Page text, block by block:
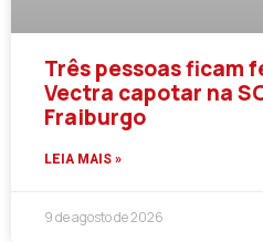
Três pessoas ficam
Vectra capotar na
Fraiburgo
LEIA MAIS »
9 de agosto de 2026